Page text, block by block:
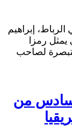
إبراهيم
رمزا
لصاحب
من